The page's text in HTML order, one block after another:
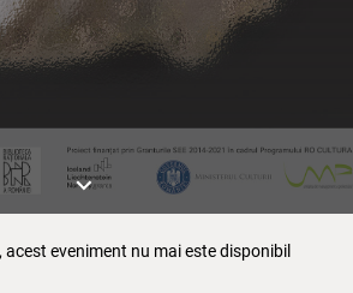
keyboard_arrow_down
acest eveniment nu mai este disponibil